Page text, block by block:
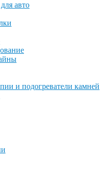
авто
и подогреватели камней